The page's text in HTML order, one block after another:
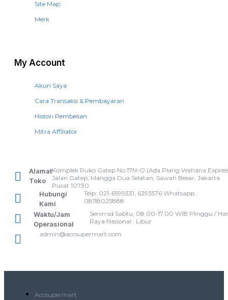
Site Map
Merk
My Account
Akun Saya
Cara Transaksi & Pembayaran
Histori Pembelian
Mitra Affiliator
Alamat
Toko
Komplek Ruko Gatep No.17N-O (Ada Plang Wahana
Jalan Gatep, Mangga Dua Selatan, Sawah Besar, Jakarta
Pusat 10730
Hubungi
Kami
Telp: 021-6599331, 6393576 Whatsapp :
08118025888
Waktu/Jam
Operasional
Senin sd Sabtu, 08.00-17.00 WIB Minggu /
Raya Nasional : Libur
admin@accsupermart.com
Accsupermart